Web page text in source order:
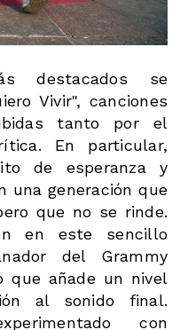
destacados se
Vivir", canciones
tanto por el
En particular,
de esperanza y
una generación que
que no se rinde.
en este sencillo
del Grammy
que añade un nivel
al sonido final.
con